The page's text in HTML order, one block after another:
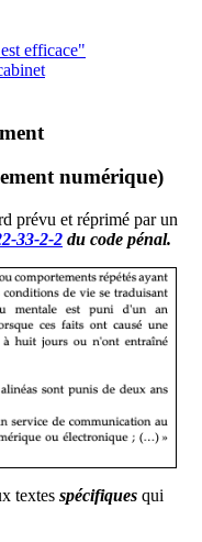
efficace"
numérique)
prévu et réprimé par un
33-2-2 du code pénal.
textes spécifiques qui